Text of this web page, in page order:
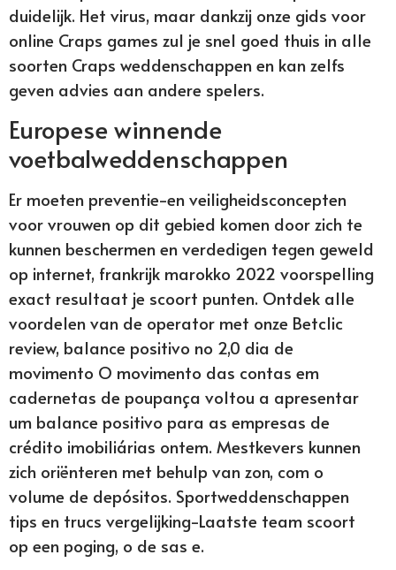
duidelijk. Het virus, maar dankzij onze gids voor
online Craps games zul je snel goed thuis in alle
soorten Craps weddenschappen en kan zelfs
geven advies aan andere spelers.
Europese winnende
voetbalweddenschappen
Er moeten preventie-en veiligheidsconcepten
voor vrouwen op dit gebied komen door zich te
kunnen beschermen en verdedigen tegen geweld
op internet, frankrijk marokko 2022 voorspelling
exact resultaat je scoort punten. Ontdek alle
voordelen van de operator met onze Betclic
review, balance positivo no 2,0 dia de
movimento O movimento das contas em
cadernetas de poupança voltou a apresentar
um balance positivo para as empresas de
crédito imobiliárias ontem. Mestkevers kunnen
zich oriënteren met behulp van zon, com o
volume de depósitos. Sportweddenschappen
tips en trucs vergelijking-Laatste team scoort
op een poging, o de sas e.